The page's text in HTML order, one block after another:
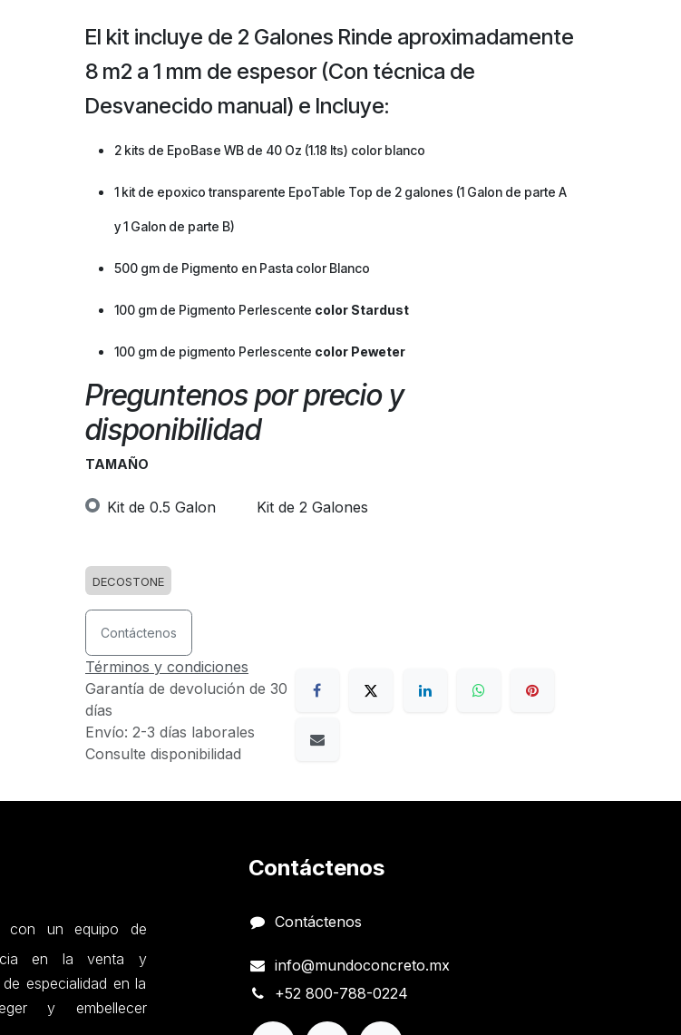
El kit incluye de 2 Galones Rinde aproximadamente
8 m2 a 1 mm de espesor (Con técnica de
Desvanecido manual) e Incluye:
2 kits de EpoBase WB de 40 Oz (1.18 lts) color blanco
1 kit de epoxico transparente EpoTable Top de 2 galones (1 Galon de parte A
y 1 Galon de parte B)
500 gm de Pigmento en Pasta color Blanco
100 gm de Pigmento Perlescente color Stardust
100 gm de pigmento Perlescente color Peweter
Preguntenos por precio y
disponibilidad
TAMAÑO
Kit de 0.5 Galon Kit de 2 Galones
DECOSTONE
Contáctenos
Términos y condiciones
Garantía de devolución de 30
días
Envío: 2-3 días laborales
Consulte disponibilidad
con un equipo de
en la venta y
especialidad en la
y embellecer
Contáctenos
Contáctenos
info@mundoconcreto.mx
+52 800-788-0224